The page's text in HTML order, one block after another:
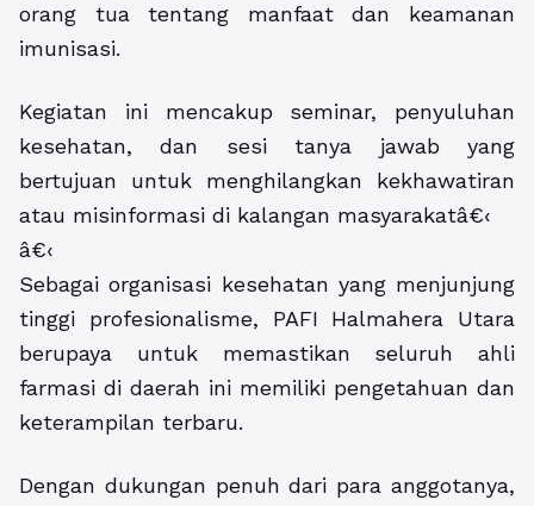
orang tua tentang manfaat dan keamanan
imunisasi.
Kegiatan ini mencakup seminar, penyuluhan
kesehatan, dan sesi tanya jawab yang
bertujuan untuk menghilangkan kekhawatiran
atau misinformasi di kalangan masyarakatâ€‹
â€‹
Sebagai organisasi kesehatan yang menjunjung
tinggi profesionalisme, PAFI Halmahera Utara
berupaya untuk memastikan seluruh ahli
farmasi di daerah ini memiliki pengetahuan dan
keterampilan terbaru.
Dengan dukungan penuh dari para anggotanya,